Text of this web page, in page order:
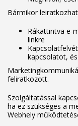
Bármikor
Rákattintva e-
linkre
kapcsolatot,
feliratkozott.
Szolgáltatással
ha ez szükséges a
Webhely